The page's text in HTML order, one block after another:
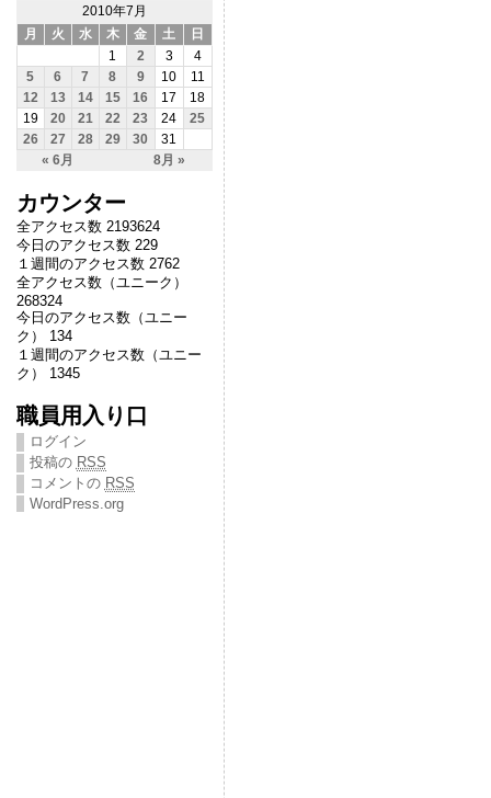
2010年7月
月
火 水 木 金 土 日
« 6月 8月 »
1 2 3
4
5
6 7 8 9 10
11
12
13 14 15 16 17
18
19
20 21 22 23 24
25
26
27 28 29 30 31
カウンター
全アクセス数 2193624
今日のアクセス数 229
１週間のアクセス数 2762
全アクセス数（ユニーク）
268324
今日のアクセス数（ユニー
ク） 134
１週間のアクセス数（ユニー
ク） 1345
職員用入り口
ログイン
投稿の RSS
コメントの RSS
WordPress.org